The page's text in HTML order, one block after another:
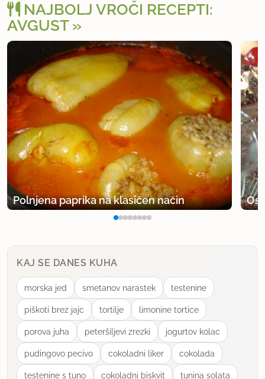
NAJBOLJ VROČI RECEPTI:
AVGUST
Polnjena paprika na klasičen način
KAJ SE DANES KUHA
morska jed smetanov narastek testenine
piškoti brez jajc tortilje limonine tortice
porova juha peteršiljevi zrezki jogurtov kolac
pudingovo pecivo cokoladni liker cokolada
testenine s tuno cokoladni biskvit tunina solata